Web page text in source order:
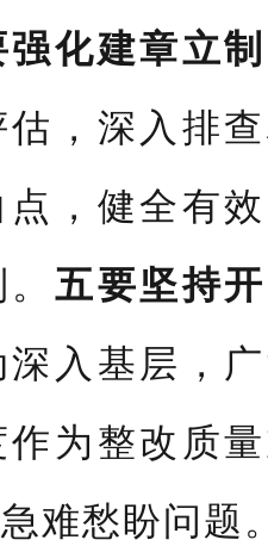
强化建章立
，深入排
点，健全有
。五要坚持
深入基层，
为整改质
难愁盼问题